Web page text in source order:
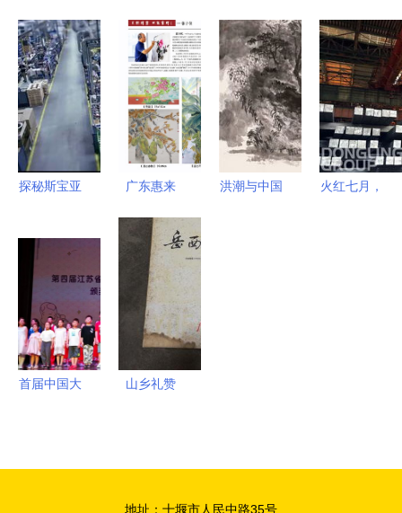
旅游商品和
文创产品大
赛征集文化
经纪人服务
方案
创产品设计
大赛入围作
品出炉,快
给你喜欢的
作品投票吧
带你细品城
市韵味
房到文化创
意新地标的
华丽蜕变
探秘斯宝亚
工厂 节能
创效的绿色
广东惠来
的交响——
新时代文艺
创作的扬帆
起航
洪潮与中国
火红七月，
首届中国大
山乡礼赞
地址：十堰市人民中路35号